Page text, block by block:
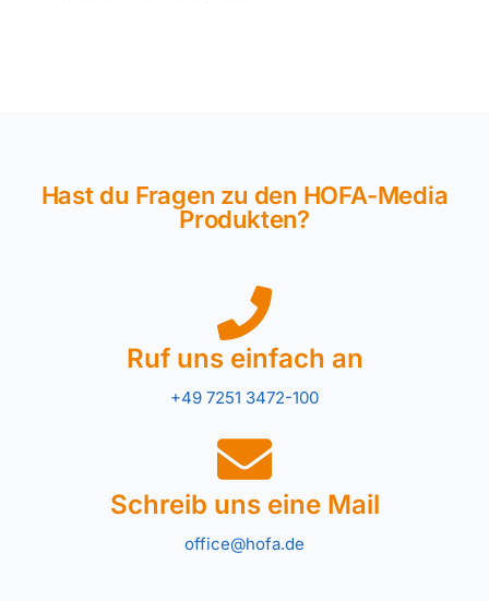
Hast du Fragen zu den HOFA-Media
Produkten?
Ruf uns einfach an
+49 7251 3472-100
Schreib uns eine Mail
office@hofa.de